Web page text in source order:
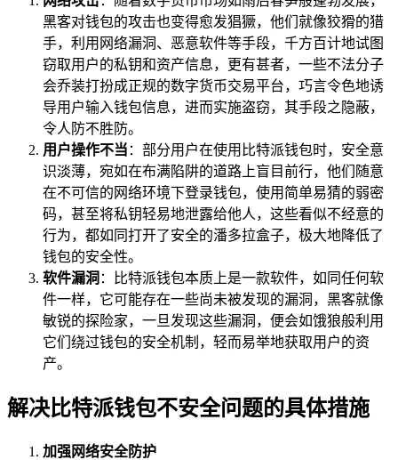
黑客对钱包的攻击也变得愈发猖獗，他们就像狡猾的猎
手，利用网络漏洞、恶意软件等手段，千方百计地试图
窃取用户的私钥和资产信息，更有甚者，一些不法分子
会乔装打扮成正规的数字货币交易平台，巧言令色地诱
导用户输入钱包信息，进而实施盗窃，其手段之隐蔽，
令人防不胜防。
用户操作不当 ：部分用户在使用比特派钱包时，安全意
识淡薄，宛如在布满陷阱的道路上盲目前行，他们随意
在不可信的网络环境下登录钱包，使用简单易猜的弱密
码，甚至将私钥轻易地泄露给他人，这些看似不经意的
行为，都如同打开了安全的潘多拉盒子，极大地降低了
钱包的安全性。
软件漏洞 ：比特派钱包本质上是一款软件，如同任何软
件一样，它可能存在一些尚未被发现的漏洞，黑客就像
敏锐的探险家，一旦发现这些漏洞，便会如饿狼般利用
它们绕过钱包的安全机制，轻而易举地获取用户的资
产。
解决比特派钱包不安全问题的具体措施
加强网络安全防护